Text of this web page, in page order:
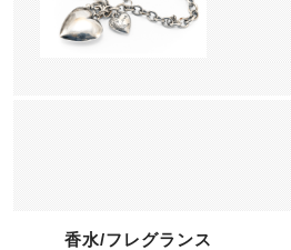
香水/フレグランス